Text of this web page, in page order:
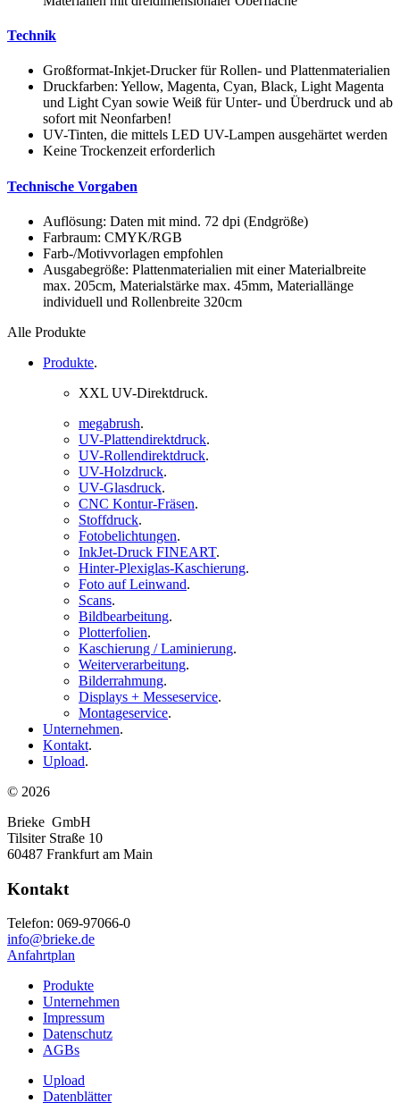
Technik
Großformat-Inkjet-Drucker für Rollen- und Plattenmaterialien
Druckfarben: Yellow, Magenta, Cyan, Black, Light Magenta
und Light Cyan sowie Weiß für Unter- und Überdruck und ab
sofort mit Neonfarben!
UV-Tinten, die mittels LED UV-Lampen ausgehärtet werden
Keine Trockenzeit erforderlich
Technische Vorgaben
Auflösung: Daten mit mind. 72 dpi (Endgröße)
Farbraum: CMYK/RGB
Farb-/Motivvorlagen empfohlen
Ausgabegröße: Plattenmaterialien mit einer Materialbreite
max. 205cm, Materialstärke max. 45mm, Materiallänge
individuell und Rollenbreite 320cm
Alle Produkte
Produkte.
XXL UV-Direktdruck.
megabrush.
UV-Plattendirektdruck.
UV-Rollendirektdruck.
UV-Holzdruck.
UV-Glasdruck.
CNC Kontur-Fräsen.
Stoffdruck.
Fotobelichtungen.
InkJet-Druck FINEART.
Hinter-Plexiglas-Kaschierung.
Foto auf Leinwand.
Scans.
Bildbearbeitung.
Plotterfolien.
Kaschierung / Laminierung.
Weiterverarbeitung.
Bilderrahmung.
Displays + Messeservice.
Montageservice.
Unternehmen.
Kontakt.
Upload.
© 2026
Brieke GmbH
Tilsiter Straße 10
60487 Frankfurt am Main
Kontakt
Telefon: 069-97066-0
info@brieke.de
Anfahrtplan
Produkte
Unternehmen
Impressum
Datenschutz
AGBs
Upload
Datenblätter